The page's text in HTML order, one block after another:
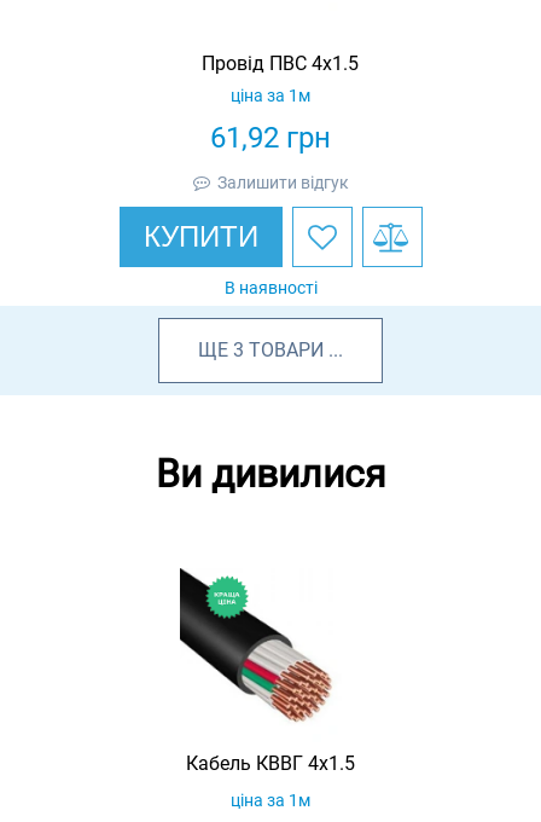
Провід ПВС 4х1.5
61,92 грн
ціна за 1м
Залишити відгук
КУПИТИ
В наявності
ЩЕ 3 ТОВАРИ ...
Ви дивилися
Кабель КВВГ 4х1.5
ціна за 1м